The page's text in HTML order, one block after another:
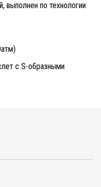
выполнен по технологии
с S-образными